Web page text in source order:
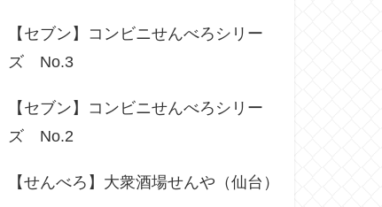
【セブン】コンビニせんべろシリー
ズ No.3
【セブン】コンビニせんべろシリー
ズ No.2
【せんべろ】大衆酒場せんや（仙台）